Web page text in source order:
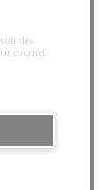
des
courriel.